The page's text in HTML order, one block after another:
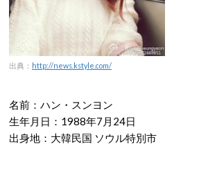
出典： http://news.kstyle.com/
名前：ハン・スンヨン
生年月日：1988年7月24日
出身地：大韓民国 ソウル特別市